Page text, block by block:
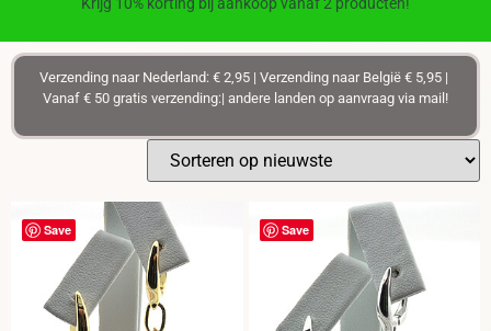
Verzending naar Nederland: € 2,95 | Verzending naar België € 5,95 |
Vanaf € 50 gratis verzending:| andere landen op aanvraag via mail!
Save Save